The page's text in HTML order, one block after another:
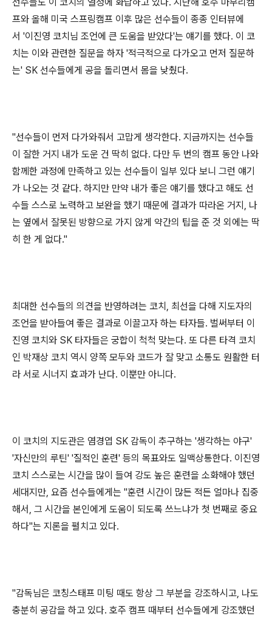
프와 올해 미국 스프링캠프 이후 많은 선수들이 종종 인터뷰에
서 '이진영 코치님 조언에 큰 도움을 받았다'는 얘기를 했다. 이 코
치는 이와 관련한 질문을 하자 '적극적으로 다가오고 먼저 질문하
는' SK 선수들에게 공을 돌리면서 몸을 낮췄다.
"선수들이 먼저 다가와줘서 고맙게 생각한다. 지금까지는 선수들
이 잘한 거지 내가 도운 건 딱히 없다. 다만 두 번의 캠프 동안 나와
함께한 과정에 만족하고 있는 선수들이 일부 있다 보니 그런 얘기
가 나오는 것 같다. 하지만 만약 내가 좋은 얘기를 했다고 해도 선
수들 스스로 노력하고 보완을 했기 때문에 결과가 따라온 거지 , 나
는 옆에서 잘못된 방향으로 가지 않게 약간의 팁을 준 것 외에는 딱
히 한 게 없다."
최대한 선수들의 의견을 반영하려는 코치 , 최선을 다해 지도자의
조언을 받아들여 좋은 결과로 이끌고자 하는 타자들. 벌써부터 이
진영 코치와 SK 타자들은 궁합이 척척 맞는다. 또 다른 타격 코치
인 박재상 코치 역시 양쪽 모두와 코드가 잘 맞고 소통도 원활한 터
라 서로 시너지 효과가 난다. 이뿐만 아니다.
이 코치의 지도관은 염경엽 SK 감독이 추구하는 '생각하는 야구'
'자신만의 루틴' '질적인 훈련' 등의 목표와도 일맥상통한다. 이진영
코치 스스로는 시간을 많이 들여 강도 높은 훈련을 소화해야 했던
세대지만, 요즘 선수들에게는 "훈련 시간이 많든 적든 얼마나 집중
해서, 그 시간을 본인에게 도움이 되도록 쓰느냐가 첫 번째로 중요
하다"는 지론을 펼치고 있다.
"감독님은 코칭스태프 미팅 때도 항상 그 부분을 강조하시고, 나도
충분히 공감을 하고 있다. 호주 캠프 때부터 선수들에게 강조했던